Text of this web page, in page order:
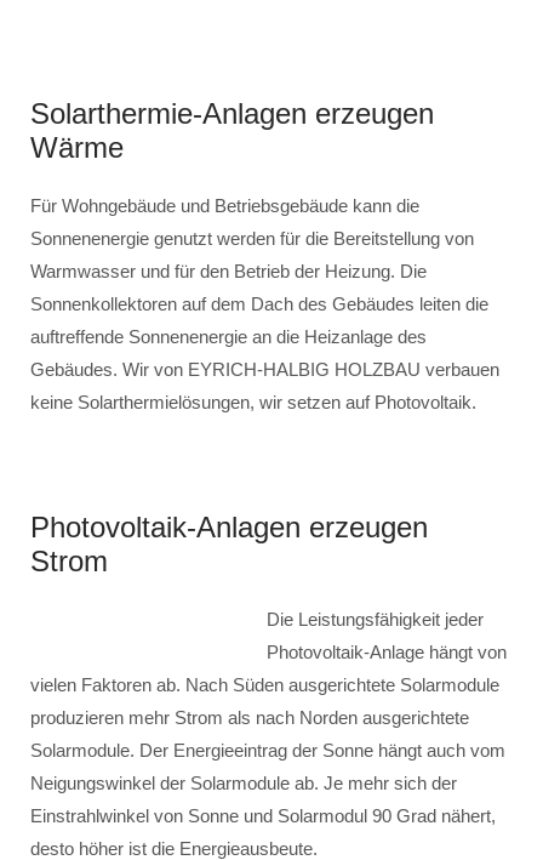
Solarthermie-Anlagen erzeugen
Wärme
Für Wohngebäude und Betriebsgebäude kann die
Sonnenenergie genutzt werden für die Bereitstellung von
Warmwasser und für den Betrieb der Heizung. Die
Sonnenkollektoren auf dem Dach des Gebäudes leiten die
auftreffende Sonnenenergie an die Heizanlage des
Gebäudes. Wir von EYRICH-HALBIG HOLZBAU verbauen
keine Solarthermielösungen, wir setzen auf Photovoltaik.
Photovoltaik-Anlagen erzeugen
Strom
Die Leistungsfähigkeit jeder
Photovoltaik-Anlage hängt von
vielen Faktoren ab. Nach Süden ausgerichtete Solarmodule
produzieren mehr Strom als nach Norden ausgerichtete
Solarmodule. Der Energieeintrag der Sonne hängt auch vom
Neigungswinkel der Solarmodule ab. Je mehr sich der
Einstrahlwinkel von Sonne und Solarmodul 90 Grad nähert,
desto höher ist die Energieausbeute.